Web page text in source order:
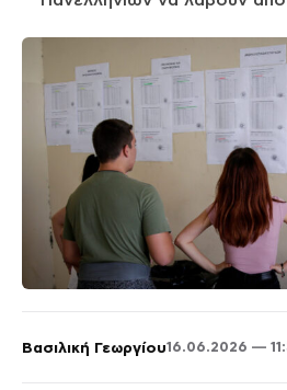
Βασιλική Γεωργίου16.06.2026 —